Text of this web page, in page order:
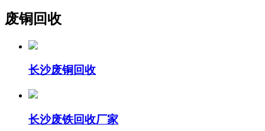
废铜回收
长沙废铜回收
长沙废铁回收厂家